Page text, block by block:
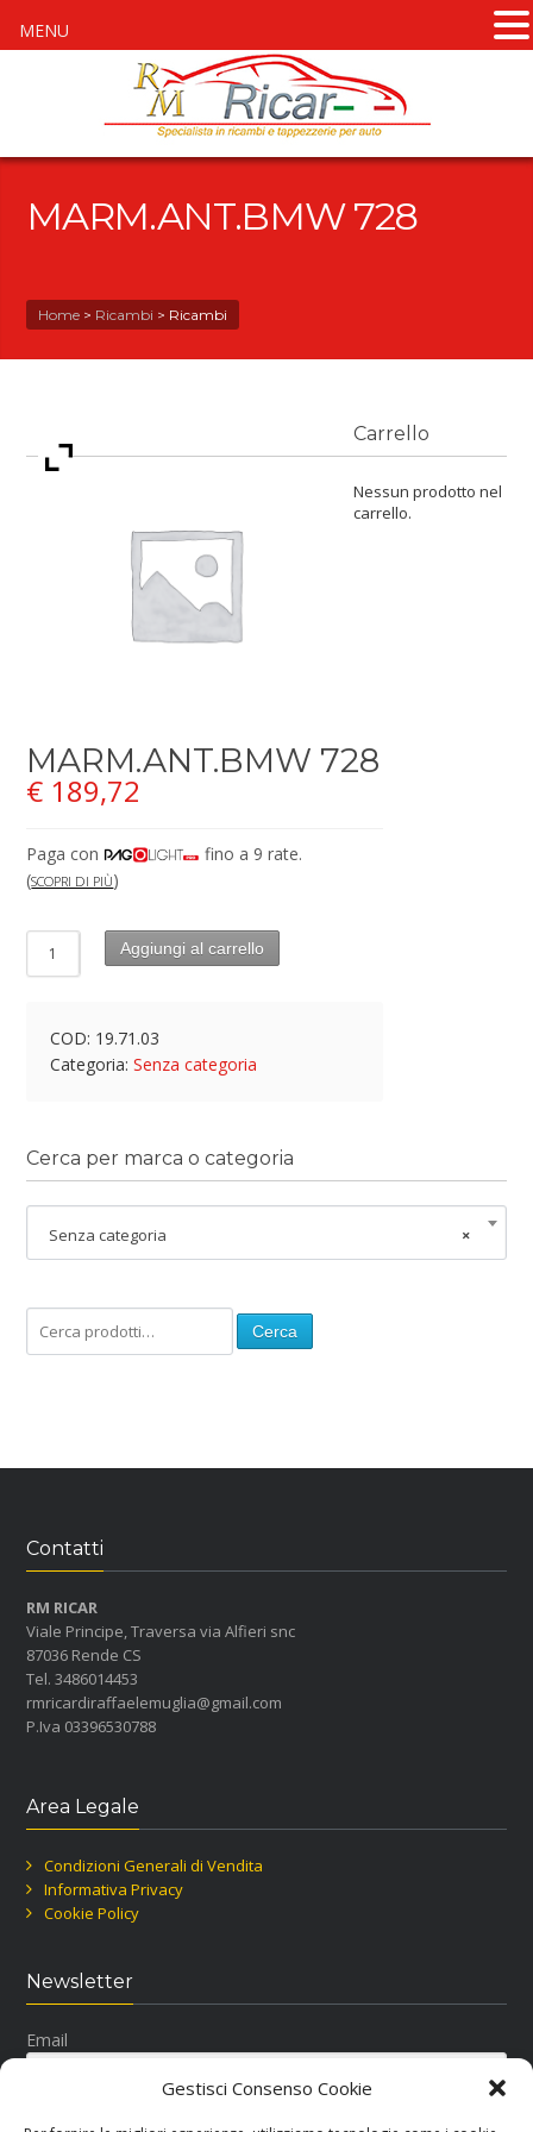
Gestisci Consenso Cookie
MARM.ANT.BMW 728
Home > Ricambi > Ricambi
MARM.ANT.BMW 728
€ 189,72
Paga con
fino a 9 rate.
(SCOPRI DI PIÙ)
Aggiungi al carrello
COD: 19.71.03
Categoria:Senza categoria
Carrello
Nessun prodotto nel
carrello.
Cerca per marca o categoria
×
Senza categoria
Cerca
Contatti
RM RICAR
Viale Principe, Traversa via Alfieri snc
87036 Rende CS
Tel. 3486014453
rmricardiraffaelemuglia@gmail.com
P.Iva 03396530788
Area Legale
Condizioni Generali di Vendita
Informativa Privacy
Cookie Policy
Newsletter
Email
MENU